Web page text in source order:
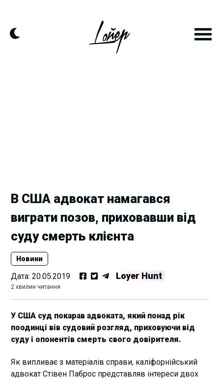
content
В США адвокат намагався
виграти позов, приховавши від
суду смерть клієнта
Новини
Дата:20.05.2019 Loyer Hunt
2 хвилин читання
У США суд покарав адвоката, який понад рік
поодинці вів судовий розгляд, приховуючи від
суду і опонентів смерть свого довірителя.
Як випливає з матеріалів справи, каліфорнійський
адвокат Стівен Паброс представляв інтереси двох